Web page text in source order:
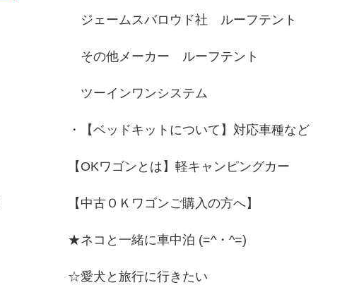
ジェームスバロウド社 ルーフテント
その他メーカー ルーフテント
ツーインワンシステム
・【ベッドキットについて】対応車種など
【OKワゴンとは】軽キャンピングカー
【中古ＯＫワゴンご購入の方へ】
★ネコと一緒に車中泊 (=^・^=)
☆愛犬と旅行に行きたい